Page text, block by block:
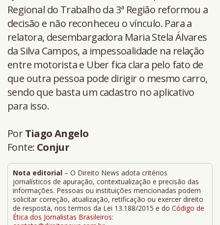
Regional do Trabalho da 3ª Região reformou a
decisão e não reconheceu o vínculo. Para a
relatora, desembargadora Maria Stela Álvares
da Silva Campos, a impessoalidade na relação
entre motorista e Uber fica clara pelo fato de
que outra pessoa pode dirigir o mesmo carro,
sendo que basta um cadastro no aplicativo
para isso.
PorTiago Angelo
Fonte: Conjur
Nota editorial – O Direito News adota critérios
jornalísticos de apuração, contextualização e precisão das
informações. Pessoas ou instituições mencionadas podem
solicitar correção, atualização, retificação ou exercer direito
de resposta, nos termos da Lei 13.188/2015 e do Código de
Ética dos Jornalistas Brasileiros: